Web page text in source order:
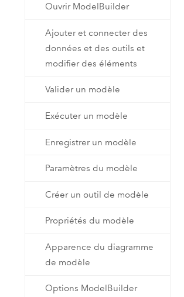
Ouvrir ModelBuilder
Ajouter et connecter des
données et des outils et
modifier des éléments
Valider un modèle
Exécuter un modèle
Enregistrer un modèle
Paramètres du modèle
Créer un outil de modèle
Propriétés du modèle
Apparence du diagramme
de modèle
Options ModelBuilder